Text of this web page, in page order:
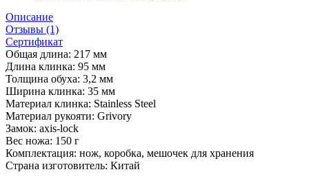
Описание
Отзывы (1)
Сертификат
Общая длина: 217 мм
Длина клинка: 95 мм
Толщина обуха: 3,2 мм
Ширина клинка: 35 мм
Материал клинка: Stainless Steel
Материал рукояти: Grivory
Замок: axis-lock
Вес ножа: 150 г
Комплектация: нож, коробка, мешочек для хранения
Страна изготовитель: Китай